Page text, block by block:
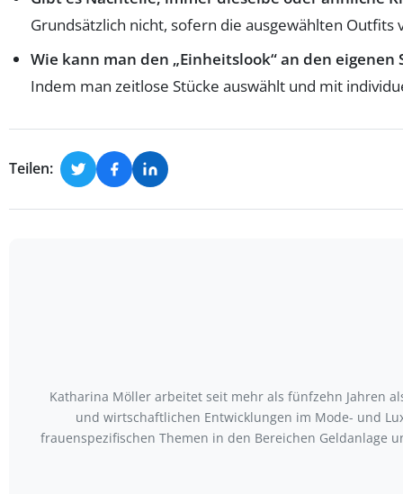
Grundsätzlich nicht, sofern die ausgewählten
Wie kann man den „Einheitslook“ an den eigenen
Indem man zeitlose Stücke auswählt und mit
Teilen:
Katharina Möller arbeitet seit mehr als fünfzehn Jahren
und wirtschaftlichen Entwicklungen im Mode- und
frauenspezifischen Themen in den Bereichen Geldanlage